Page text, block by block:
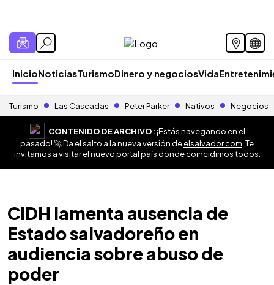
InicioNoticiasTurismoDinero y negociosVida
Turismo Las Cascadas Peter Parker Nativos Negocios
CONTENIDO DE ARCHIVO:¡Estás navegando en el
pasado! 🚀 Da el salto a la nueva versión deelsalvador.com . Te
invitamos a visitar el nuevo portal país donde coincidimos todos.
CIDH lamenta ausencia de
Estado salvadoreño en
audiencia sobre abuso de
poder